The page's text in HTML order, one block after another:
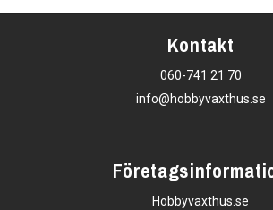
Kontakt
060-741 21 70
info@hobbyvaxthus.se
Hobbyvaxthus.se